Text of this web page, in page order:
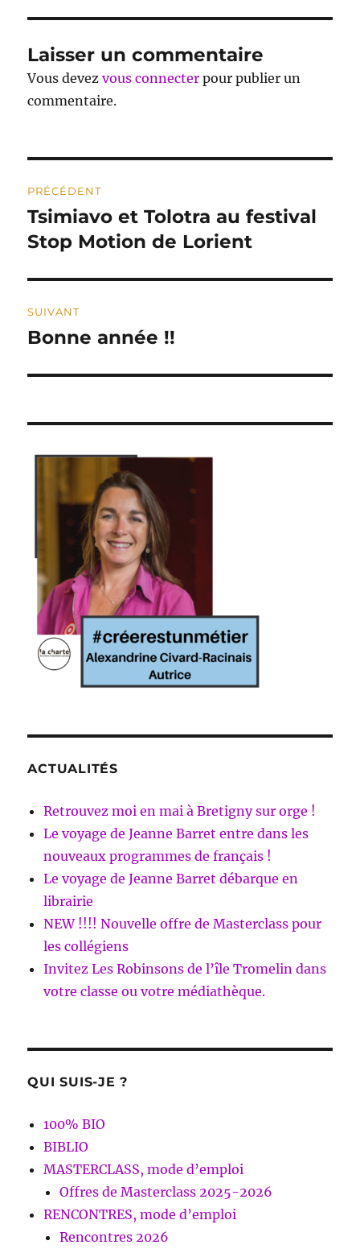
Laisser un commentaire
Vous devezvous connecter pour publier un
commentaire.
de
l’article
PRÉCÉDENT
Publication
précédente :
Tsimiavo et Tolotra au festival
Stop Motion de Lorient
SUIVANT
Publication
Bonne année !!
ACTUALITÉS
Retrouvez moi en mai à Bretigny sur orge !
Le voyage de Jeanne Barret entre dans les
nouveaux programmes de français !
Le voyage de Jeanne Barret débarque en
librairie
NEW !!!! Nouvelle offre de Masterclass pour
les collégiens
Invitez Les Robinsons de l’île Tromelin dans
votre classe ou votre médiathèque.
QUI SUIS-JE ?
100% BIO
BIBLIO
MASTERCLASS, mode d’emploi
Offres de Masterclass 2025-2026
RENCONTRES, mode d’emploi
Rencontres 2026